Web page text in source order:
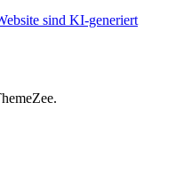
sind KI-generiert